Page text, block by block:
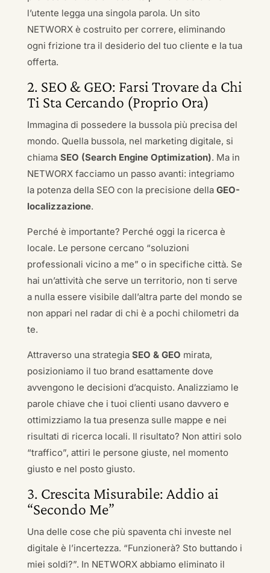
l’utente legga una singola parola. Un sito
NETWORX è costruito per correre, eliminando
ogni frizione tra il desiderio del tuo cliente e la tua
offerta.
2. SEO & GEO: Farsi Trovare da Chi
Ti Sta Cercando (Proprio Ora)
Immagina di possedere la bussola più precisa del
mondo. Quella bussola, nel marketing digitale, si
chiama SEO (Search Engine Optimization). Ma in
NETWORX facciamo un passo avanti: integriamo
la potenza della SEO con la precisione della GEO-
localizzazione.
Perché è importante? Perché oggi la ricerca è
locale. Le persone cercano “soluzioni
professionali vicino a me” o in specifiche città. Se
hai un’attività che serve un territorio, non ti serve
a nulla essere visibile dall’altra parte del mondo se
non appari nel radar di chi è a pochi chilometri da
te.
Attraverso una strategia SEO & GEO mirata,
posizioniamo il tuo brand esattamente dove
avvengono le decisioni d’acquisto. Analizziamo le
parole chiave che i tuoi clienti usano davvero e
ottimizziamo la tua presenza sulle mappe e nei
risultati di ricerca locali. Il risultato? Non attiri solo
“traffico”, attiri le persone giuste, nel momento
giusto e nel posto giusto.
3. Crescita Misurabile: Addio ai
“Secondo Me”
Una delle cose che più spaventa chi investe nel
digitale è l’incertezza. “Funzionerà? Sto buttando i
miei soldi?”. In NETWORX abbiamo eliminato il